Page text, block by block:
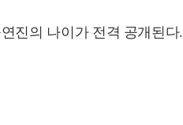
진의 나이가 전격 공개된다.